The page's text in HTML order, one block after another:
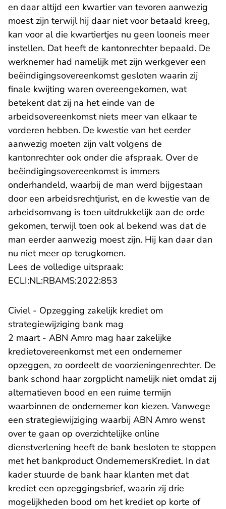
en daar altijd een kwartier van tevoren aanwezig
moest zijn terwijl hij daar niet voor betaald kreeg,
kan voor al die kwartiertjes nu geen looneis meer
instellen. Dat heeft de kantonrechter bepaald. De
werknemer had namelijk met zijn werkgever een
beëindigingsovereenkomst gesloten waarin zij
finale kwijting waren overeengekomen, wat
betekent dat zij na het einde van de
arbeidsovereenkomst niets meer van elkaar te
vorderen hebben. De kwestie van het eerder
aanwezig moeten zijn valt volgens de
kantonrechter ook onder die afspraak. Over de
beëindigingsovereenkomst is immers
onderhandeld, waarbij de man werd bijgestaan
door een arbeidsrechtjurist, en de kwestie van de
arbeidsomvang is toen uitdrukkelijk aan de orde
gekomen, terwijl toen ook al bekend was dat de
man eerder aanwezig moest zijn. Hij kan daar dan
nu niet meer op terugkomen.
Lees de volledige uitspraak:
ECLI:NL:RBAMS:2022:853
Civiel - Opzegging zakelijk krediet om
strategiewijziging bank mag
2 maart - ABN Amro mag haar zakelijke
kredietovereenkomst met een ondernemer
opzeggen, zo oordeelt de voorzieningenrechter. De
bank schond haar zorgplicht namelijk niet omdat zij
alternatieven bood en een ruime termijn
waarbinnen de ondernemer kon kiezen. Vanwege
een strategiewijziging waarbij ABN Amro wenst
over te gaan op overzichtelijke online
dienstverlening heeft de bank besloten te stoppen
met het bankproduct OndernemersKrediet. In dat
kader stuurde de bank haar klanten met dat
krediet een opzeggingsbrief, waarin zij drie
mogelijkheden bood om het krediet op korte of